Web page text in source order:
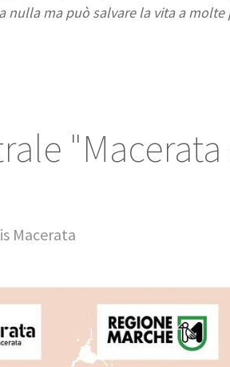
nulla ma può salvare la vita a molte
"Macerata
Macerata